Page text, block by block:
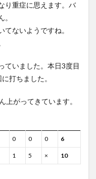
り重症に思えます。バ
ないようですね。
ていました。本日3度目
打ちました。
上がってきています。
0 0 0 6
1 5 × 10